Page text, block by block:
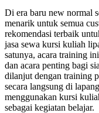
Di era baru new normal
menarik untuk semua
rekomendasi terbaik
jasa sewa kursi kuliah
satunya, acara training
dan acara penting bagi
dilanjut dengan training
secara langsung di
menggunakan kursi
sebagai kegiatan belajar.